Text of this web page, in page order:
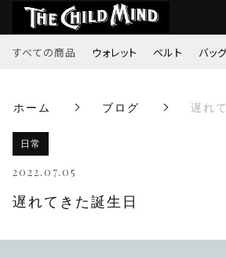
すべての商品 ウォレット ベルト バッ
ホーム ブログ 遅れ
日常
2022.07.05
遅れてきた誕生日
すべて
バッグ
子カテゴリ